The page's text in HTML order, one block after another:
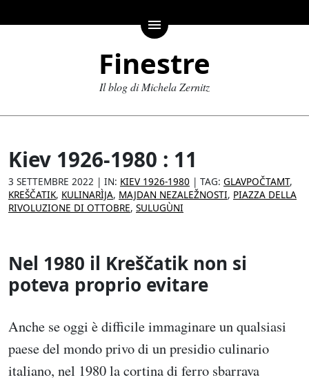
Finestre
Il blog di Michela Zernitz
menu
Kiev 1926-1980 : 11
3 SETTEMBRE 2022 | IN: KIEV 1926-1980 | TAG: GLAVPOČTAMT,
KREŠČATIK, KULINARÌJA, MAJDAN NEZALEŽNOSTI, PIAZZA DELLA
RIVOLUZIONE DI OTTOBRE, SULUGÙNI
Nel 1980 il Kreščatik non si
poteva proprio evitare
Anche se oggi è difficile immaginare un qualsiasi
paese del mondo privo di un presidio culinario
italiano, nel 1980 la cortina di ferro sbarrava